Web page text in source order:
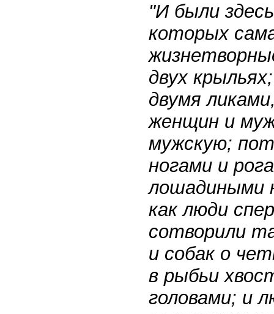
"И были
которых
двух
двумя
женщин и
мужскую;
ногами и
лошадиными
как люди
сотворили
и собак о
в рыбьи
головами; и